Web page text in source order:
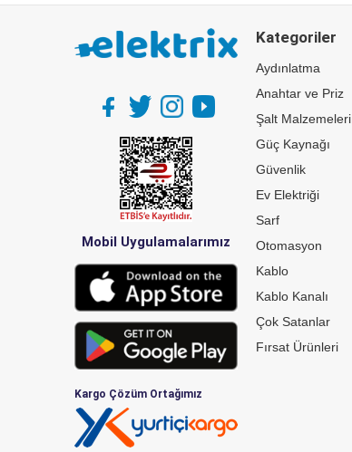
Mobil Uygulamalarımız
Kargo Çözüm Ortağımız
Kategoriler
Aydınlatma
Anahtar ve Priz
Şalt Malzemeleri
Güç Kaynağı
Güvenlik
Ev Elektriği
Sarf
Otomasyon
Kablo
Kablo Kanalı
Çok Satanlar
Fırsat Ürünleri